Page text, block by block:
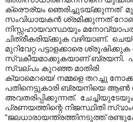
ക്രൌര്യം ഞെരിച്ചുടയ്ക്കുന്നത്
സംവിധായകൻ ശ്രമിക്കുന്നത്
നിസ്സഹായവസ്ഥയും
ചിത്രീകരിയ്ക്കുക വഴിയാണ്. ചെയ്ത
മുറിവേറ്റ പട്ടാളക്കാരെ
സ്വകീയമാക്കുകയാണ് ബ്രയനി.
സ്വല്പം കുറഞ്ഞ മാതിരി
ക്യാമെറയെ/ നമ്മളെ തറച്ചു
പതിനെട്ടുകാരി ബ്രയനിയെ
അവതരിപ്പിക്കുന്നത്.
പ്രണയത്തിന്റെ നിജസ്ഥിതി
“ജലധാരായന്ത്രത്തിനടുത്ത്